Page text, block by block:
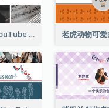
音乐和歌词 YouTube 频道图片